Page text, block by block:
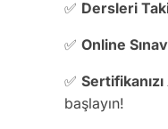
✅ Dersleri
✅ Online
✅ Sertifikanızı
başlayın!